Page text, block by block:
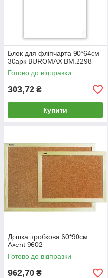
Блок для фліпчарта 90*64см
30арк BUROMAX BM.2298
Готово до відправки
303,72 ₴
Купити
Дошка пробкова 60*90см
Axent 9602
Готово до відправки
962,70 ₴